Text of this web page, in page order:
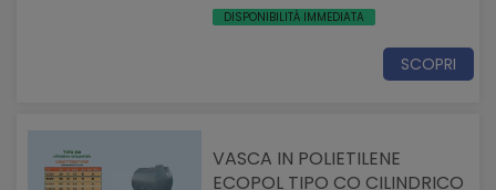
DISPONIBILITÀ IMMEDIATA
SCOPRI
VASCA IN POLIETILENE
ECOPOL TIPO CO CILINDRICO